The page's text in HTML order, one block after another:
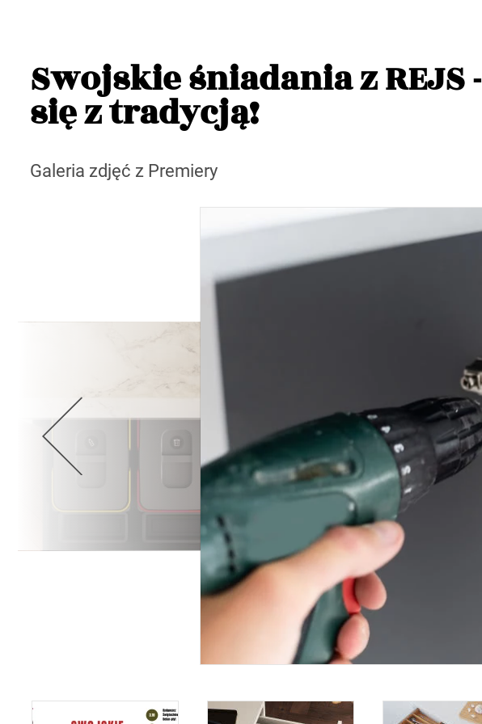
Swojskie śniadania z
się z tradycją!
Galeria zdjęć z Premiery